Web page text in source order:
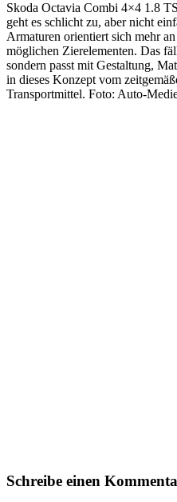
Skoda Octavia Combi 4×4 1.8
geht es schlicht zu, aber nicht
Armaturen orientiert sich mehr
möglichen Zierelementen. Das
sondern passt mit Gestaltung,
in dieses Konzept vom
Transportmittel. Foto: Auto-
Schreibe einen